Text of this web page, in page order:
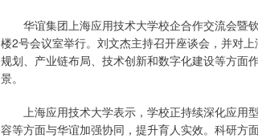
华谊集团上海应用技术大学校企合作交流会暨
楼2号会议室举行。刘文杰主持召开座谈会，并对
规划、产业链布局、技术创新和数字化建设等方面
景。
上海应用技术大学表示，学校正持续深化应用
容等方面与华谊加强协同，提升育人实效。科研方